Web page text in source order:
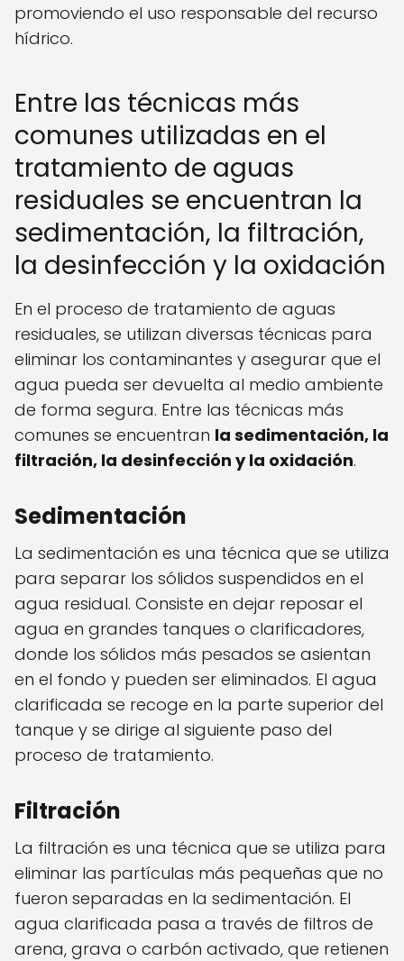
promoviendo el uso responsable del recurso
hídrico.
Entre las técnicas más
comunes utilizadas en el
tratamiento de aguas
residuales se encuentran la
sedimentación, la filtración,
la desinfección y la oxidación
En el proceso de tratamiento de aguas
residuales, se utilizan diversas técnicas para
eliminar los contaminantes y asegurar que el
agua pueda ser devuelta al medio ambiente
de forma segura. Entre las técnicas más
comunes se encuentran la sedimentación, la
filtración, la desinfección y la oxidación.
Sedimentación
La sedimentación es una técnica que se utiliza
para separar los sólidos suspendidos en el
agua residual. Consiste en dejar reposar el
agua en grandes tanques o clarificadores,
donde los sólidos más pesados se asientan
en el fondo y pueden ser eliminados. El agua
clarificada se recoge en la parte superior del
tanque y se dirige al siguiente paso del
proceso de tratamiento.
Filtración
La filtración es una técnica que se utiliza para
eliminar las partículas más pequeñas que no
fueron separadas en la sedimentación. El
agua clarificada pasa a través de filtros de
arena, grava o carbón activado, que retienen